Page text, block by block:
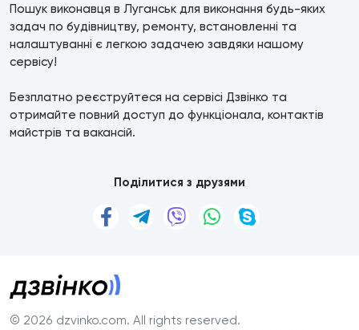
Пошук виконавця в Луганськ для виконання будь-яких
задач по будівництву, ремонту, встановленні та
налаштуванні є легкою задачею завдяки нашому
сервісу!
Безплатно реєструйтеся на сервісі Дзвінко та
отримайте повний доступ до функціонала, контактів
майстрів та вакансій.
Поділитися з друзями
© 2026 dzvinko.com. All rights reserved.